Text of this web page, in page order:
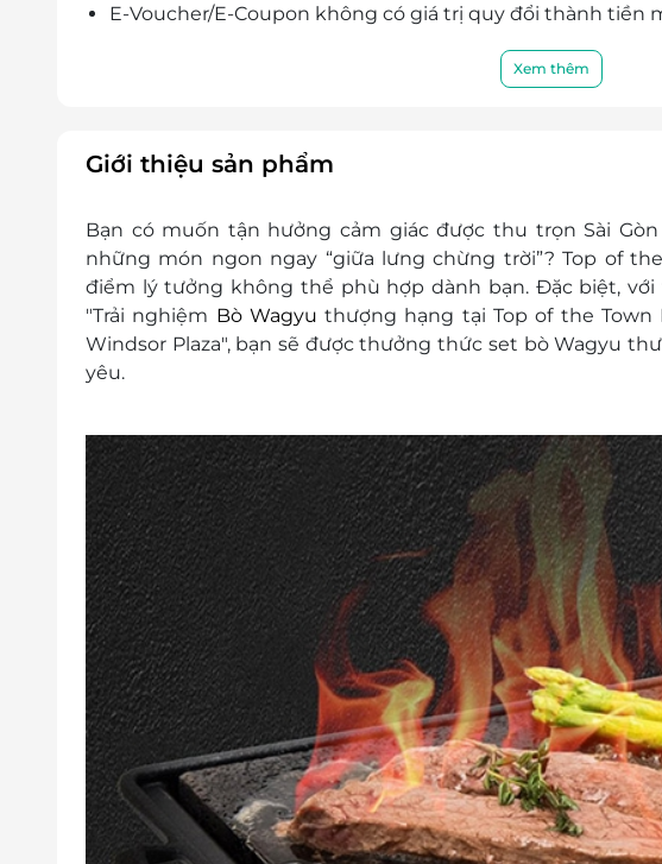
E-Voucher/E-Coupon không có giá trị quy đổi thành tiền
Đã bao gồm VAT và phí phục vụ. Nhà hàng chịu trách
Xem thêm
Giới thiệu sản phẩm
Bạn có muốn tận hưởng cảm giác được thu trọn Sài
những món ngon ngay “giữa lưng chừng trời”? Top of
điểm lý tưởng không thể phù hợp dành bạn. Đặc biệt, với
"Trải nghiệm Bò Wagyu thượng hạng tại Top of the Town
Windsor Plaza", bạn sẽ được thưởng thức set bò Wagyu
yêu.